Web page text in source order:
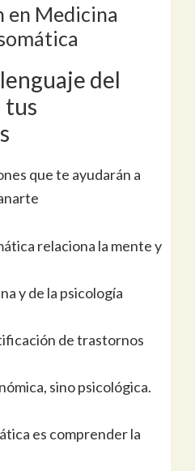
en Medicina
del
tus
que te ayudarán a
relaciona la mente y
y de la psicología
de trastornos
sino psicológica.
es comprender la